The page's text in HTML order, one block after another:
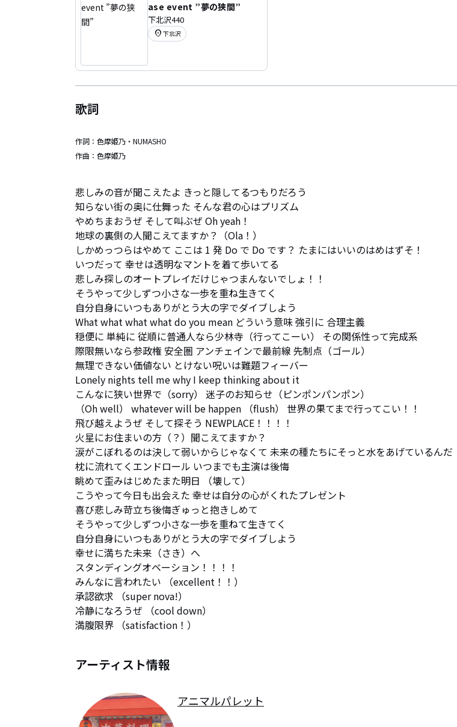
ase event ”夢の狭間”
下北沢440
location_on 下北沢
歌詞
作詞： 色摩姫乃・NUMASHO
作曲： 色摩姫乃
悲しみの音が聞こえたよ きっと隠してるつもりだろう
知らない街の奥に仕舞った そんな君の心はプリズム
やめちまおうぜ そして叫ぶぜ Oh yeah！
地球の裏側の人聞こえてますか？（Ola！）
しかめっつらはやめて ここは 1 発 Do で Do です？ たまにはいいのはめはずそ！
いつだって 幸せは透明なマントを着て歩いてる
悲しみ探しのオートプレイだけじゃつまんないでしょ！！
そうやって少しずつ小さな一歩を重ね生きてく
自分自身にいつもありがとう大の字でダイブしよう
What what what what do you mean どういう意味 強引に 合理主義
穏便に 単純に 従順に普通人なら少林寺（行ってこーい） その関係性って完成系
際限無いなら参政権 安全圏 アンチェインで最前線 先制点（ゴール）
無理できない価値ない とけない呪いは難題フィーバー
Lonely nights tell me why I keep thinking about it
こんなに狭い世界で（sorry） 迷子のお知らせ（ピンポンパンポン）
（Oh well） whatever will be happen （flush） 世界の果てまで行ってこい！！
飛び越えようぜ そして探そう NEWPLACE！！！！
火星にお住まいの方（？）聞こえてますか？
涙がこぼれるのは決して弱いからじゃなくて 未来の種たちにそっと水をあげているんだ
枕に流れてくエンドロール いつまでも主演は後悔
眺めて歪みはじめたまた明日 （壊して）
こうやって今日も出会えた 幸せは自分の心がくれたプレゼント
喜び悲しみ苛立ち後悔ぎゅっと抱きしめて
そうやって少しずつ小さな一歩を重ねて生きてく
自分自身にいつもありがとう大の字でダイブしよう
幸せに満ちた未来（さき）へ
スタンディングオベーション！！！！
みんなに言われたい （excellent！！）
承認欲求 （super nova!）
冷静になろうぜ （cool down）
満腹限界 （satisfaction！）
アーティスト情報
アニマルパレット